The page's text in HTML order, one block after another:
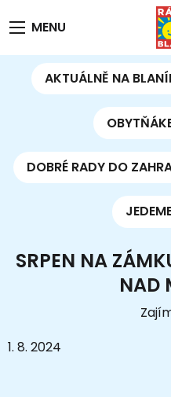
MENU
AKTUÁLNĚ NA
DOBRÉ RADY DO
SRPEN NA
NAD
1. 8. 2024